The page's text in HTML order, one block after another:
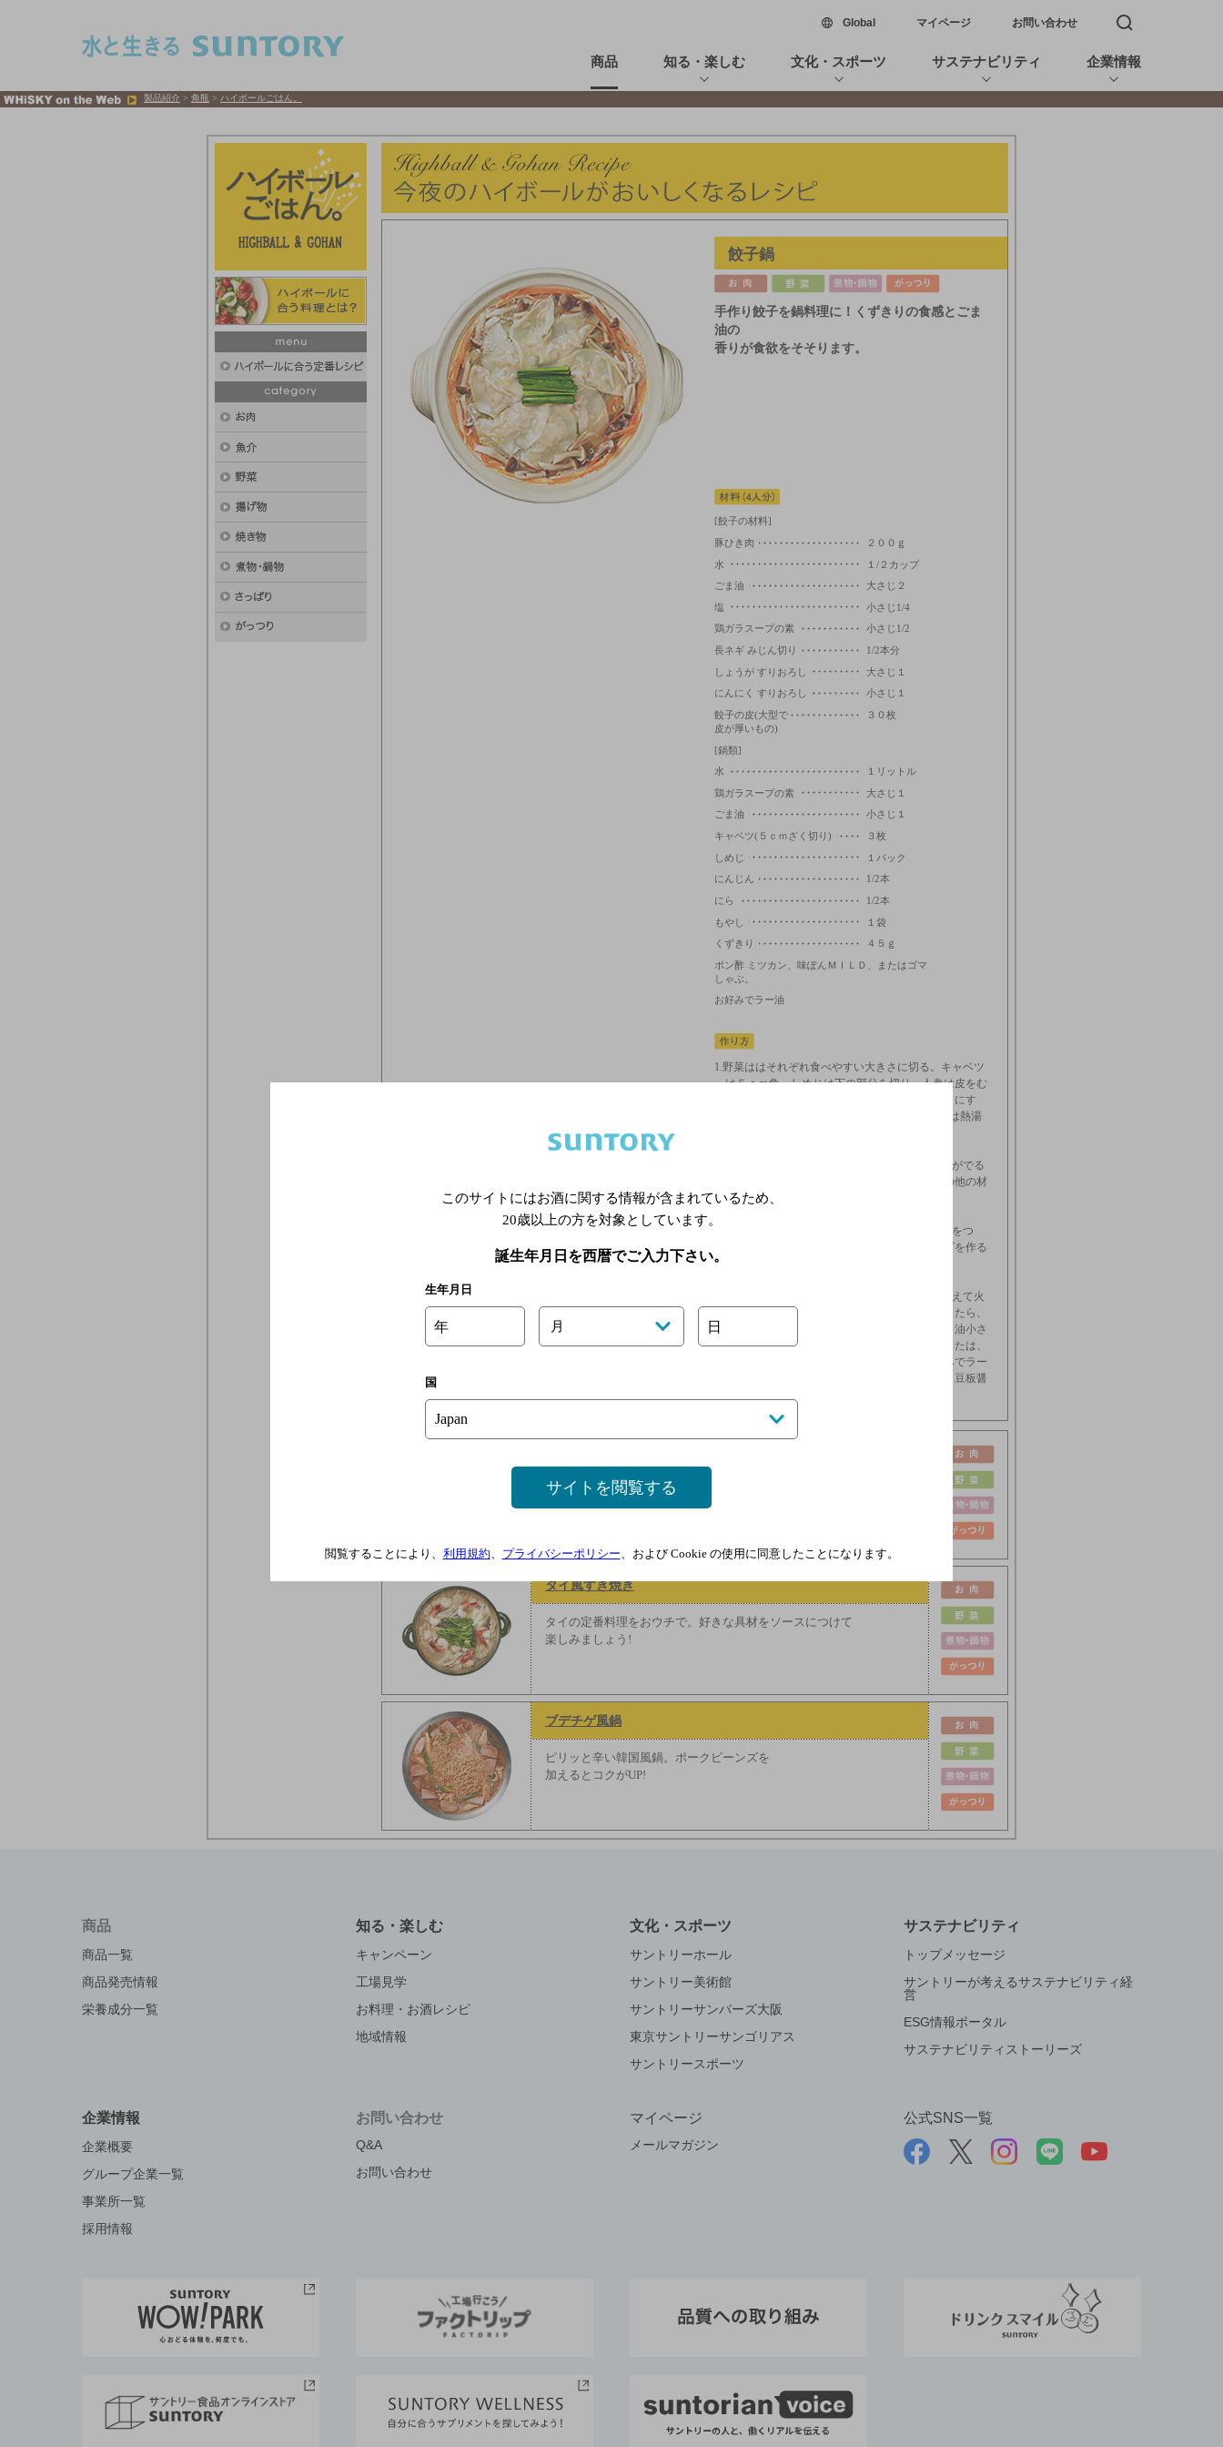
Global新しいウィンドウで開く
マイページ お問い合わせ 検索窓を開く
商品 知る・楽しむ 文化・スポーツ サステナビリティ 企業情報
製品紹介 > 角瓶 > ハイボールごはん。
餃子鍋
手作り餃子を鍋料理に！くずきりの食感とごま
油の
香りが食欲をそそります。
[餃子の材料]
豚ひき肉
２００ｇ
水
１/２カップ
ごま油
大さじ２
塩
小さじ1/4
鶏ガラスープの素
小さじ1/2
長ネギ みじん切り
1/2本分
しょうが すりおろし
大さじ１
にんにく すりおろし
小さじ１
餃子の皮(大型で
皮が厚いもの)
３０枚
[鍋類]
水
１リットル
鶏ガラスープの素
大さじ１
ごま油
小さじ１
キャベツ(５ｃｍざく切り)
３枚
しめじ
１パック
にんじん
1/2本
にら
1/2本
もやし
１袋
くずきり
４５ｇ
ポン酢 ミツカン、味ぽんＭＩＬＤ、またはゴマ
しゃぶ。
お好みでラー油
1.野菜ははそれぞれ食べやすい大きさに切る。キャベツ
は５ｃｍ角、しめじは下の部分を切り、人参は皮をむ
いて斜めに薄切り、あとはなるべく細い千切りにす
る。にらは5ｃｍ長さに切っておく。くずきりは熱湯
餃子を作る。ボールに豚ひき肉を入れて、粘りがでる
までよく混ぜる。水を加え練り混ぜたら、その他の材
料を加え混ぜる。
餃子の皮に２を小さじ２ほどのせ、まわりに水をつ
け、パタンと半分に折って周りを付ける。ヒダを作る
鍋に水１Ｌと鶏がらスープの素大さじ１強を加えて火
にかけ、沸騰したら、野菜類を加え、火が通ったら、
餃子とくずきりを入れて３分煮る。最後にごま油小さ
じ１をまわしいれ、ミツカン味ぽんＭＩＬＤまたは、
ミツカンごましゃぶにつけていただく。お好みでラー
油を加えていただく。一味唐辛子、すりごま、豆板醤
白菜とベーコンを重ねて鍋に入れるだけの
タイ風すき焼き
タイの定番料理をおウチで。好きな具材をソースにつけて
楽しみましょう!
ブデチゲ風鍋
ピリッと辛い韓国風鍋。ポークビーンズを
加えるとコクがUP!
商品
商品一覧
商品発売情報
栄養成分一覧
知る・楽しむ
キャンペーン
工場見学
お料理・お酒レシピ
地域情報
文化・スポーツ
サントリーホール
サントリー美術館
サントリーサンバーズ大阪
東京サントリーサンゴリアス
サントリースポーツ
サステナビリティ
トップメッセージ
サントリーが考えるサステナビリティ経
営
ESG情報ポータル
サステナビリティストーリーズ
企業情報
企業概要
グループ企業一覧
事業所一覧
採用情報
お問い合わせ
Q&A
お問い合わせ
マイページ
メールマガジン
公式SNS一覧
このサイトにはお酒に関する情報が含まれているため、
20歳以上の方を対象としています。
誕生年月日を西暦でご入力下さい。
生年月日
年 月 日
国
サイトを閲覧する
閲覧することにより、 利用規約 プライバシーポリシー 、および Cookie の使用に同意したことになります。